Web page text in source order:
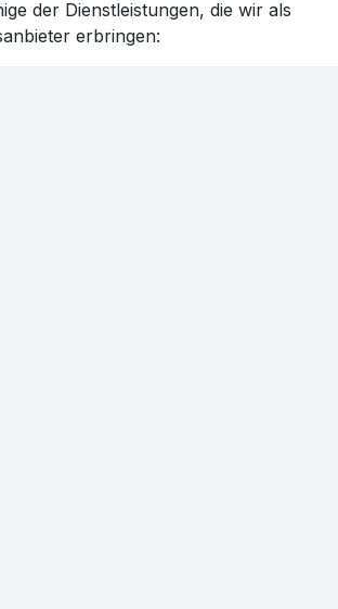
der Dienstleistungen, die wir als
erbringen: